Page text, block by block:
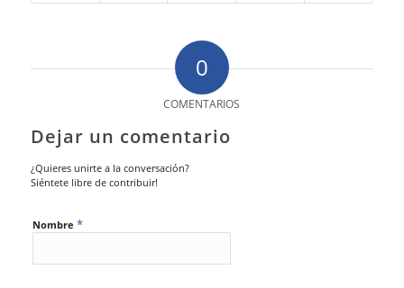
0
COMENTARIOS
Dejar un comentario
¿Quieres unirte a la conversación?
Siéntete libre de contribuir!
Nombre *